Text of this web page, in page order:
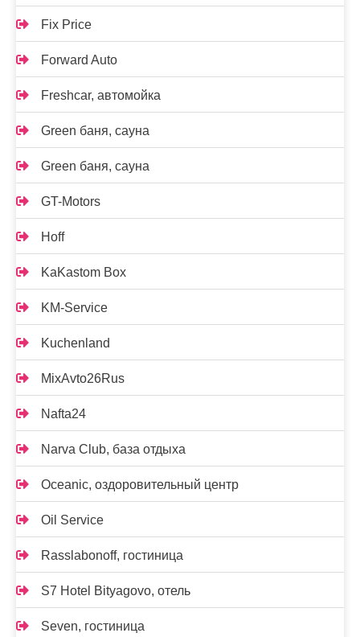
Fix Price
Forward Auto
Freshcar, автомойка
Green баня, сауна
Green баня, сауна
GT-Motors
Hoff
KaKastom Box
KM-Service
Kuchenland
MixAvto26Rus
Nafta24
Narva Club, база отдыха
Oceanic, оздоровительный центр
Oil Service
Rasslabonoff, гостиница
S7 Hotel Bityagovo, отель
Seven, гостиница